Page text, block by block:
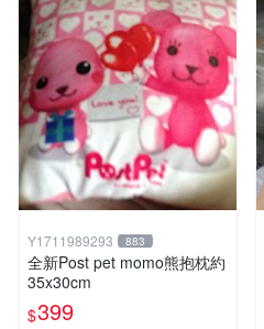
Y1711989293 883
全新Post pet momo熊抱枕約
35x30cm
$399